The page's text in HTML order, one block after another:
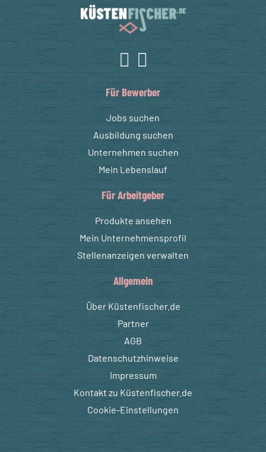
Für Bewerber
Jobs suchen
Ausbildung suchen
Unternehmen suchen
Mein Lebenslauf
Für Arbeitgeber
Produkte ansehen
Mein Unternehmensprofil
Stellenanzeigen verwalten
Allgemein
Über Küstenfischer.de
Partner
AGB
Datenschutzhinweise
Impressum
Kontakt zu Küstenfischer.de
Cookie-Einstellungen